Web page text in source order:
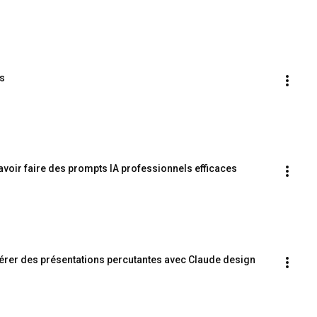
faire des prompts IA professionnels efficaces
des présentations percutantes avec Claude design